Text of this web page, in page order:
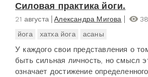
Силовая практика йоги.
21 августа Александра Мигова
йога
хатха йога асаны
У каждого свои представления о
быть сильная личность, но смысл
означает достижение